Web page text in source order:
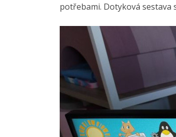
potřebami. Dotyková sestava